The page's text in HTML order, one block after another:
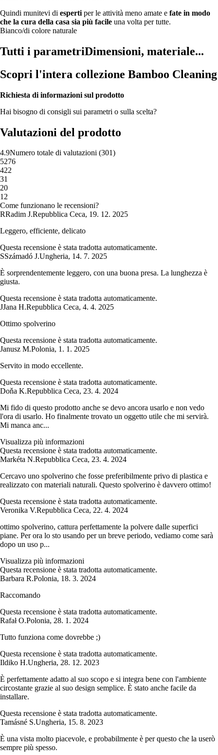
Quindi munitevi di esperti per le attività meno amate e fate in modo
che la cura della casa sia più facile una volta per tutte.
Bianco/di colore naturale
Tutti i parametriDimensioni, materiale...
Scopri l'intera collezione Bamboo Cleaning
Richiesta di informazioni sul prodotto
Hai bisogno di consigli sui parametri o sulla scelta?
Valutazioni del prodotto
4.9Numero totale di valutazioni (301)
5276
422
31
20
12
Come funzionano le recensioni?
RRadim J.Repubblica Ceca, 19. 12. 2025
Leggero, efficiente, delicato
Questa recensione è stata tradotta automaticamente.
SSzámadó J.Ungheria, 14. 7. 2025
È sorprendentemente leggero, con una buona presa. La lunghezza è
giusta.
Questa recensione è stata tradotta automaticamente.
JJana H.Repubblica Ceca, 4. 4. 2025
Ottimo spolverino
Questa recensione è stata tradotta automaticamente.
Janusz M.Polonia, 1. 1. 2025
Servito in modo eccellente.
Questa recensione è stata tradotta automaticamente.
Doňa K.Repubblica Ceca, 23. 4. 2024
Mi fido di questo prodotto anche se devo ancora usarlo e non vedo
l'ora di usarlo. Ho finalmente trovato un oggetto utile che mi servirà.
Mi manca anc...
Visualizza più informazioni
Questa recensione è stata tradotta automaticamente.
Markéta N.Repubblica Ceca, 23. 4. 2024
Cercavo uno spolverino che fosse preferibilmente privo di plastica e
realizzato con materiali naturali. Questo spolverino è davvero ottimo!
Questa recensione è stata tradotta automaticamente.
Veronika V.Repubblica Ceca, 22. 4. 2024
ottimo spolverino, cattura perfettamente la polvere dalle superfici
piane. Per ora lo sto usando per un breve periodo, vediamo come sarà
dopo un uso p...
Visualizza più informazioni
Questa recensione è stata tradotta automaticamente.
Barbara R.Polonia, 18. 3. 2024
Raccomando
Questa recensione è stata tradotta automaticamente.
Rafał O.Polonia, 28. 1. 2024
Tutto funziona come dovrebbe ;)
Questa recensione è stata tradotta automaticamente.
Ildiko H.Ungheria, 28. 12. 2023
È perfettamente adatto al suo scopo e si integra bene con l'ambiente
circostante grazie al suo design semplice. È stato anche facile da
installare.
Questa recensione è stata tradotta automaticamente.
Tamásné S.Ungheria, 15. 8. 2023
È una vista molto piacevole, e probabilmente è per questo che la userò
sempre più spesso.